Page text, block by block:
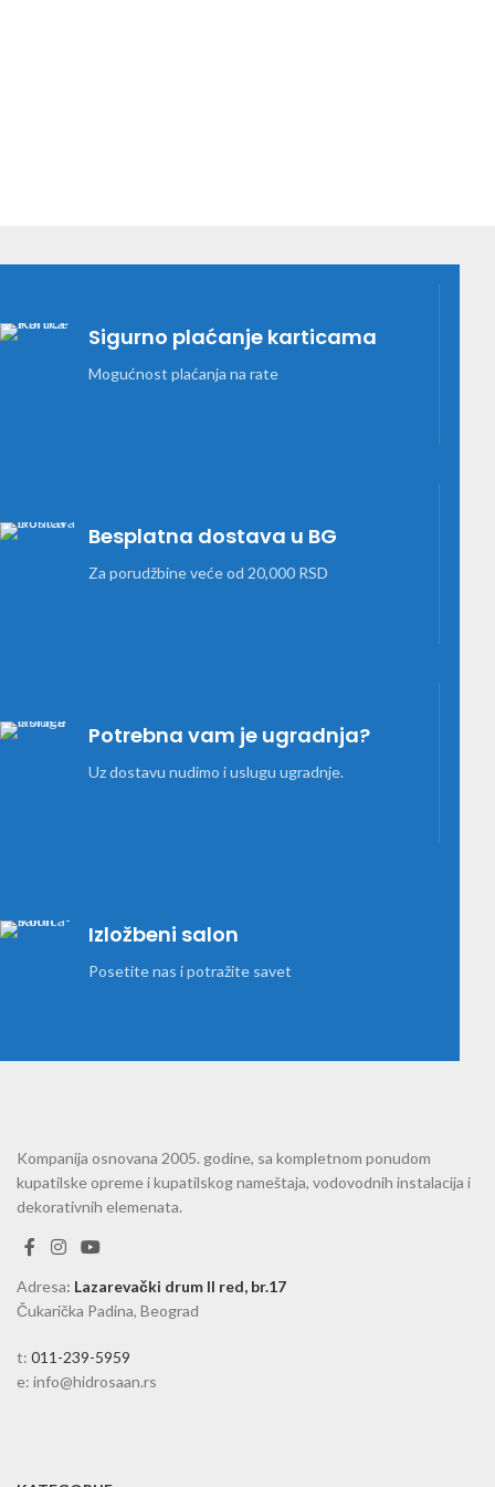
Sigurno plaćanje karticama
Mogućnost plaćanja na rate
Besplatna dostava u BG
Za porudžbine veće od 20,000 RSD
Potrebna vam je ugradnja?
Uz dostavu nudimo i uslugu ugradnje.
Izložbeni salon
Posetite nas i potražite savet
Kompanija osnovana 2005. godine, sa kompletnom ponudom
kupatilske opreme i kupatilskog nameštaja, vodovodnih instalacija i
dekorativnih elemenata.
Adresa: Lazarevački drum II red, br.17
Čukarička Padina, Beograd
t: 011-239-5959
e: info@hidrosaan.rs